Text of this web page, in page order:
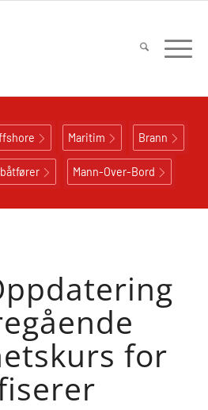
Maritim Brann
Mann-Over-Bord
for